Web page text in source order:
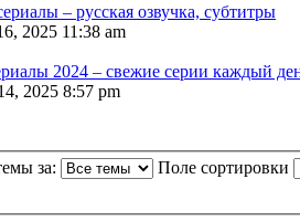
– русская озвучка, субтитры
2025 11:38 am
2024 – свежие серии каждый
2025 8:57 pm
за: Поле сортировки